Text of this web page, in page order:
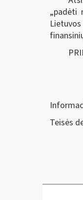
„padėti
Teisės